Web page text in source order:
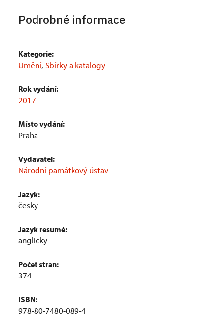
Podrobné informace
Kategorie:
Umění, Sbírky a katalogy
Rok vydání:
2017
Místo vydání:
Praha
Vydavatel:
Národní památkový ústav
Jazyk:
česky
Jazyk resumé:
anglicky
Počet stran:
374
ISBN:
978-80-7480-089-4